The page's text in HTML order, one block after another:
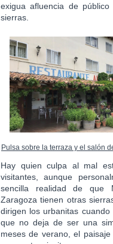
exigua afluencia de
sierras.
Pulsa sobre la terraza y el salón
Hay quien culpa al mal
visitantes, aunque
sencilla realidad de que
Zaragoza tienen otras
dirigen los urbanitas
que no deja de ser una
meses de verano, el